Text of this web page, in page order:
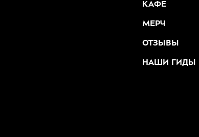
КАФЕ
МЕРЧ
ОТЗЫВЫ
НАШИ ГИДЫ